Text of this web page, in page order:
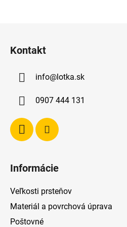
Kontakt
info@lotka.sk
0907 444 131
Informácie
Veľkosti prsteňov
Materiál a povrchová úprava
Poštovné